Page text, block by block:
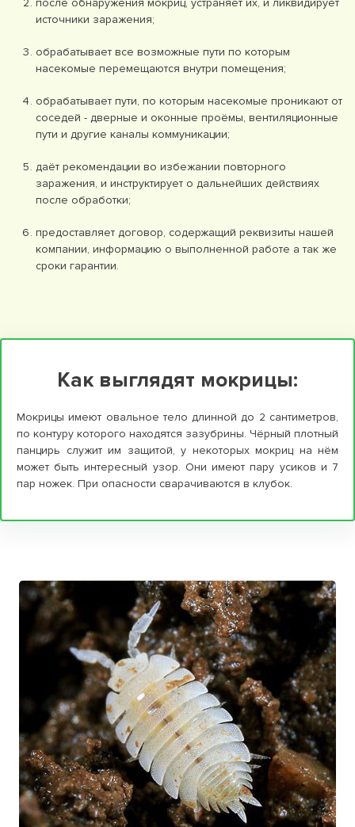
после обнаружения мокриц, устраняет их, и ликвидирует
источники заражения;
обрабатывает все возможные пути по которым
насекомые перемещаются внутри помещения;
обрабатывает пути, по которым насекомые проникают от
соседей - дверные и оконные проёмы, вентиляционные
пути и другие каналы коммуникации;
даёт рекомендации во избежании повторного
заражения, и инструктирует о дальнейших действиях
после обработки;
предоставляет договор, содержащий реквизиты нашей
компании, информацию о выполненной работе а так же
сроки гарантии.
Как выглядят мокрицы:
Мокрицы имеют овальное тело длинной до 2 сантиметров,
по контуру которого находятся зазубрины. Чёрный плотный
панцирь служит им защитой, у некоторых мокриц на нём
может быть интересный узор. Они имеют пару усиков и 7
пар ножек. При опасности сварачиваются в клубок.